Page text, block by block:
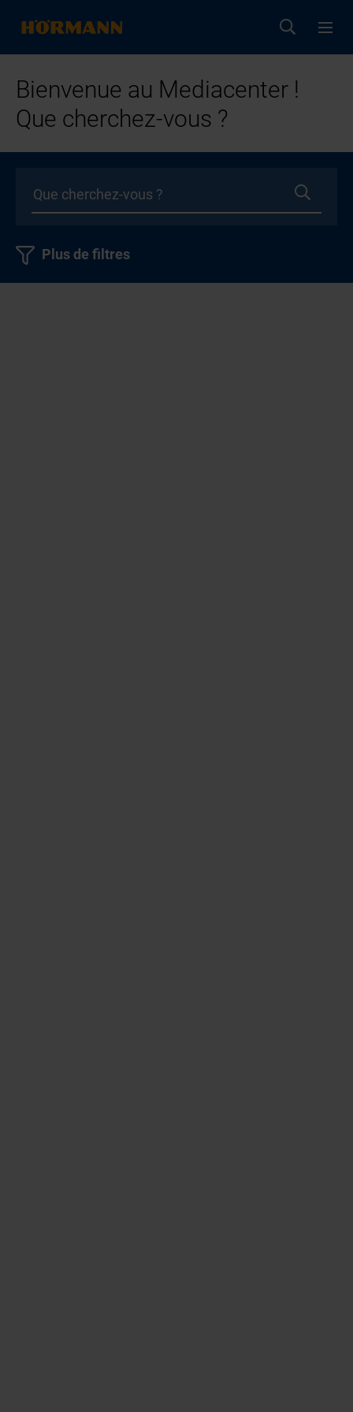
Bienvenue au Mediacenter !
Que cherchez-vous ?
Plus de filtres